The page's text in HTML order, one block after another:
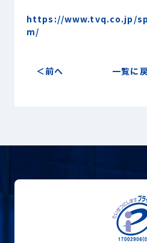
プライバシー
https://www.tvq.co.jp/
m/
前へ 一覧に